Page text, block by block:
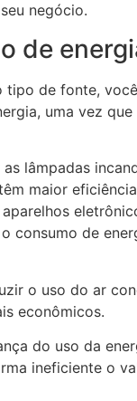
negócio.
de
de fonte,
uma vez
lâmpadas
maior
consumo de
o uso do ar
econômicos.
do uso da
ineficiente o